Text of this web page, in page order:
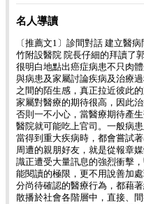
名人導讀
〔推薦文1〕診間對話 建立醫
竹附設醫院 院長仔細的拜讀了
很明白地點出癌症病患不只肉
與病患及家屬討論疾病及治療
之間的陌生感，真正拉近彼此
家屬對醫療的期待很高，因此
否則一不小心，當醫療期待產
醫院就可能吃上官司。一般病
當得到重大疾病時，都會嘗試
周遭的親朋好友，就是從報章
識正遭受大量訊息的強烈衝擊
能閱讀的極限，更不用說善加
分尚待確認的醫療行為，都藉
散播於社會各階層中，直接、